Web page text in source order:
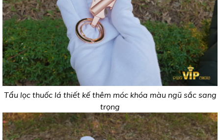
Tẩu lọc thuốc lá thiết kế thêm móc khóa màu ngũ sắc sang
trọng